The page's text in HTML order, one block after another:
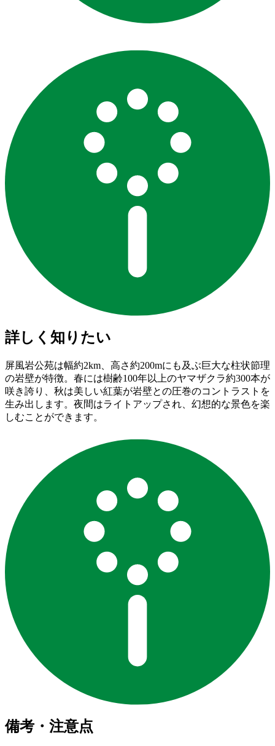
詳しく知りたい
屏風岩公苑は幅約2km、高さ約200mにも及ぶ巨大な柱状節理
の岩壁が特徴。春には樹齢100年以上のヤマザクラ約300本が
咲き誇り、秋は美しい紅葉が岩壁との圧巻のコントラストを
生み出します。夜間はライトアップされ、幻想的な景色を楽
しむことができます。
備考・注意点